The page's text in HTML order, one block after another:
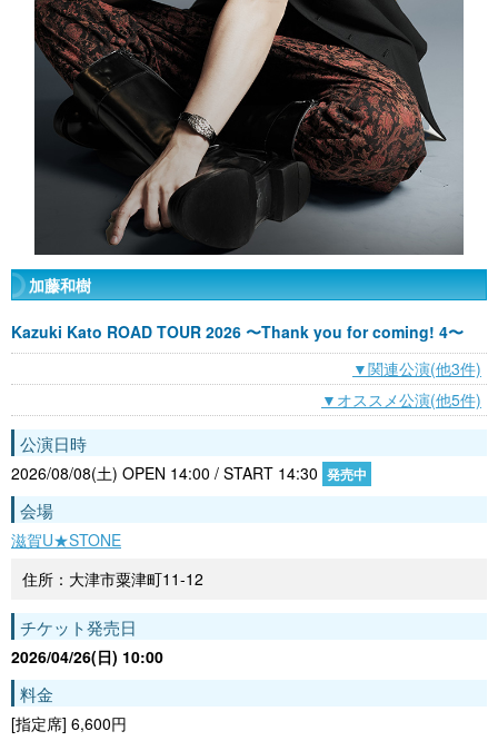
加藤和樹
Kazuki Kato ROAD TOUR 2026 〜Thank you for coming! 4〜
▼関連公演(他3件)
▼オススメ公演(他5件)
公演日時
2026/08/08(土) OPEN 14:00 / START 14:30 発売中
会場
滋賀U★STONE
住所：大津市粟津町11-12
チケット発売日
2026/04/26(日) 10:00
料金
[指定席] 6,600円